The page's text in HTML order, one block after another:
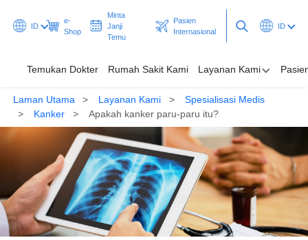
ID
e-
Shop
Minta
Janji
Temu
Pasien
Internasional
ID
Temukan Dokter Rumah Sakit Kami Layanan Kami
Temukan Dokter
Rumah Sakit Kami
Layanan Kami
Pasien & Pengunjung
Promosi & Program
Laman Utama Layanan Kami
Spesialisasi Medis
Kanker
Apakah kanker paru-paru itu?